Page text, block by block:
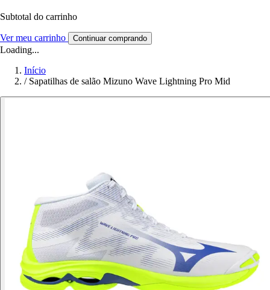
Subtotal do carrinho
Ver meu carrinho Continuar comprando
Loading...
Início
/ Sapatilhas de salão Mizuno Wave Lightning Pro Mid